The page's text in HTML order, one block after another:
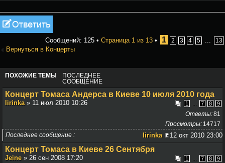
Ответить
Сообщений: 125 • Страница 1 из 13 • 1 2 3 4 5 ... 13
Вернуться в Концерты
ПОХОЖИЕ ТЕМЫ
ПОСЛЕДНЕЕ
СООБЩЕНИЕ
Концерт Томаса Андерса в Киеве 10 июля 2010 года
1 ... 7 8 9
lirinka» 11 июл 2010 10:26
81
Ответы
14717
Просмотры
Последнее сообщение
lirinka 12 окт 2010 23:00
Концерт Томаса в Киеве 26 Сентября
1 ... 7 8 9
Jeine» 26 сен 2008 17:20